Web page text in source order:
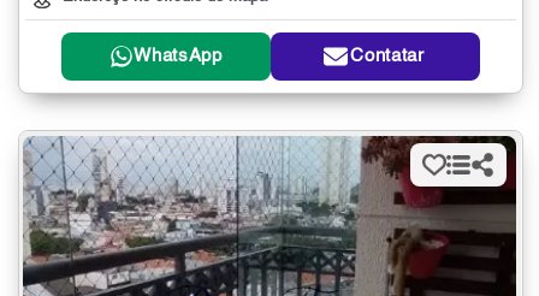
WhatsApp Contatar